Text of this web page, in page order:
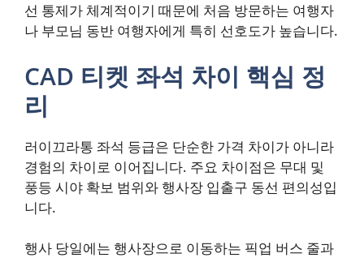
선 통제가 체계적이기 때문에 처음 방문하는 여행자
나 부모님 동반 여행자에게 특히 선호도가 높습니다.
CAD 티켓 좌석 차이 핵심 정
리
러이끄라통 좌석 등급은 단순한 가격 차이가 아니라
경험의 차이로 이어집니다. 주요 차이점은 무대 및
풍등 시야 확보 범위와 행사장 입출구 동선 편의성입
니다.
행사 당일에는 행사장으로 이동하는 픽업 버스 줄과